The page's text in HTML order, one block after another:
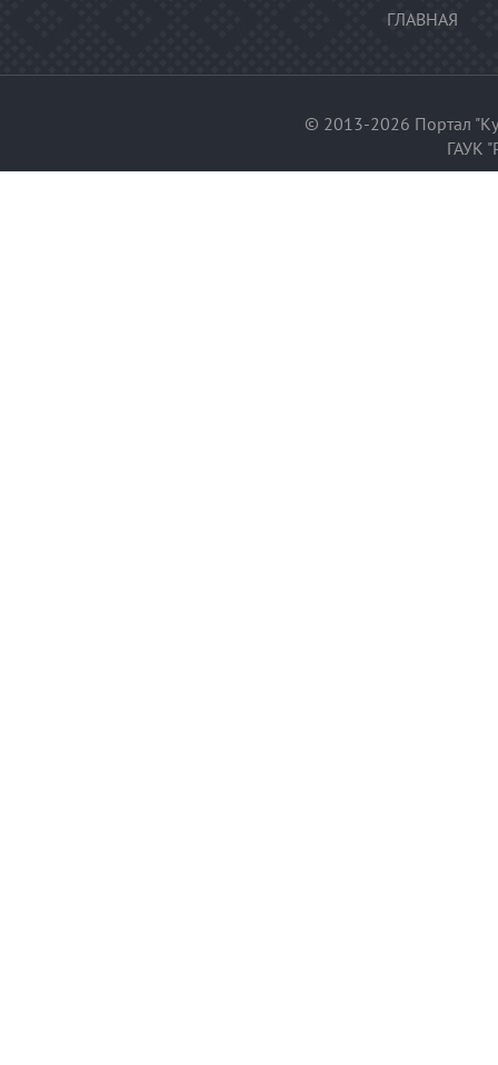
ГЛАВНАЯ
© 2013-2026 Портал
ГАУК